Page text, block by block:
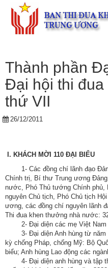
Bác
Hồ
với
TĐKT
Giới
động
của
Ban
TĐKT
Trung
ương
Hướng
dẫn
Thành phần
Đại hội thi đua
thứ VII
26/12/2011
I. KHÁCH MỜI 110 ĐẠI BIỂU
1- Các đồng chí lãnh đạo
Chính trị, Bí thư Trung ương
nước, Phó Thủ tướng Chính phủ,
nguyên Chủ tịch, Phó Chủ tịch
ương, các đồng chí nguyên lãnh
Thi đua khen thưởng nhà nước:
2- Đại diện các mẹ Việt
3- Đại diện Anh hùng từ
kỳ chống Pháp, chống Mỹ: Bộ
biểu; Anh hùng Lao động các
4- Đại diện anh hùng và tập